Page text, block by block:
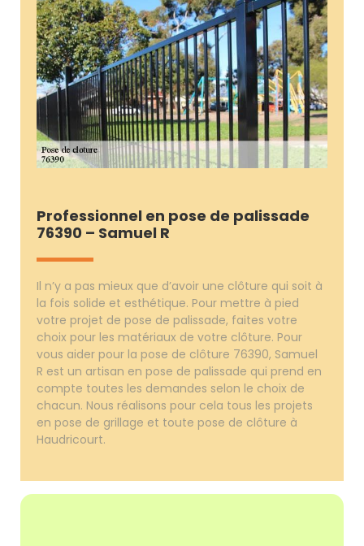
Professionnel en pose de palissade
76390 – Samuel R
Il n’y a pas mieux que d’avoir une clôture qui soit à
la fois solide et esthétique. Pour mettre à pied
votre projet de pose de palissade, faites votre
choix pour les matériaux de votre clôture. Pour
vous aider pour la pose de clôture 76390, Samuel
R est un artisan en pose de palissade qui prend en
compte toutes les demandes selon le choix de
chacun. Nous réalisons pour cela tous les projets
en pose de grillage et toute pose de clôture à
Haudricourt.